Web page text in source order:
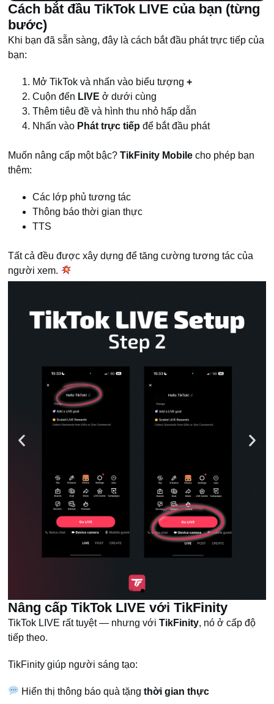
Cách bắt đầu TikTok LIVE của bạn (từng
bước)
Khi bạn đã sẵn sàng, đây là cách bắt đầu phát trực tiếp của
bạn:
Mở TikTok và nhấn vào biểu tượng +
Cuộn đến LIVE ở dưới cùng
Thêm tiêu đề và hình thu nhỏ hấp dẫn
Nhấn vào Phát trực tiếp để bắt đầu phát
Muốn nâng cấp một bậc? TikFinity Mobile cho phép bạn
thêm:
Các lớp phủ tương tác
Thông báo thời gian thực
TTS
Tất cả đều được xây dựng để tăng cường tương tác của
người xem.
Nâng cấp TikTok LIVE với TikFinity
TikTok LIVE rất tuyệt — nhưng với TikFinity, nó ở cấp độ
tiếp theo.
TikFinity giúp người sáng tạo:
Hiển thị thông báo quà tặngthời gian thực